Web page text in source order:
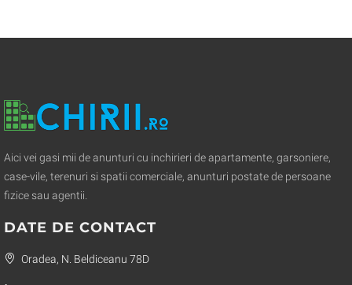
Aici vei gasi mii de anunturi cu inchirieri de apartamente, garsoniere,
case-vile, terenuri si spatii comerciale, anunturi postate de persoane
fizice sau agentii.
DATE DE CONTACT
Oradea, N. Beldiceanu 78D